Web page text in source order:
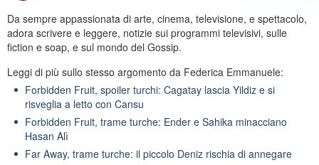
Da sempre appassionata di arte, cinema, televisione, e spettacolo,
adora scrivere e leggere, notizie sui programmi televisivi, sulle
fiction e soap, e sul mondo del Gossip.
Leggi di più sullo stesso argomento da Federica Emmanuele:
Forbidden Fruit, spoiler turchi: Cagatay lascia Yildiz e si
risveglia a letto con Cansu
Forbidden Fruit, trame turche: Ender e Sahika minacciano
Hasan Alì
Far Away, trame turche: il piccolo Deniz rischia di annegare